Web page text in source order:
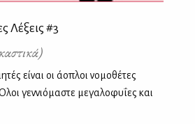
Λέξεις #3
είναι οι άοπλοι νομοθέτες
γεννιόμαστε μεγαλοφυΐες και